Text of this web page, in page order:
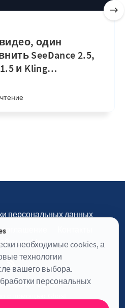
один
SeeDance 2.5,
и Kling…
необходимые cookies, а
технологии
вашего выбора.
персональных
персональных данных
cookies
© 2026